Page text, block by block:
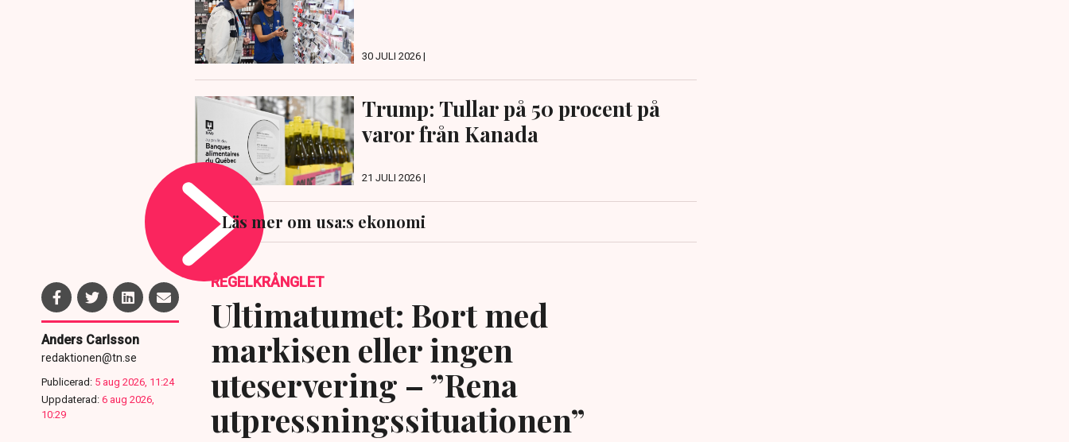
30 JULI 2026 |
Trump: Tullar på 50 procent på
varor från Kanada
21 JULI 2026 |
Läs mer om usa:s ekonomi
Anders Carlsson
redaktionen@tn.se
Publicerad: 5 aug 2026, 11:24
Uppdaterad: 6 aug 2026,
10:29
REGELKRÅNGLET
Ultimatumet: Bort med
markisen eller ingen
uteservering – ”Rena
utpressningssituationen”